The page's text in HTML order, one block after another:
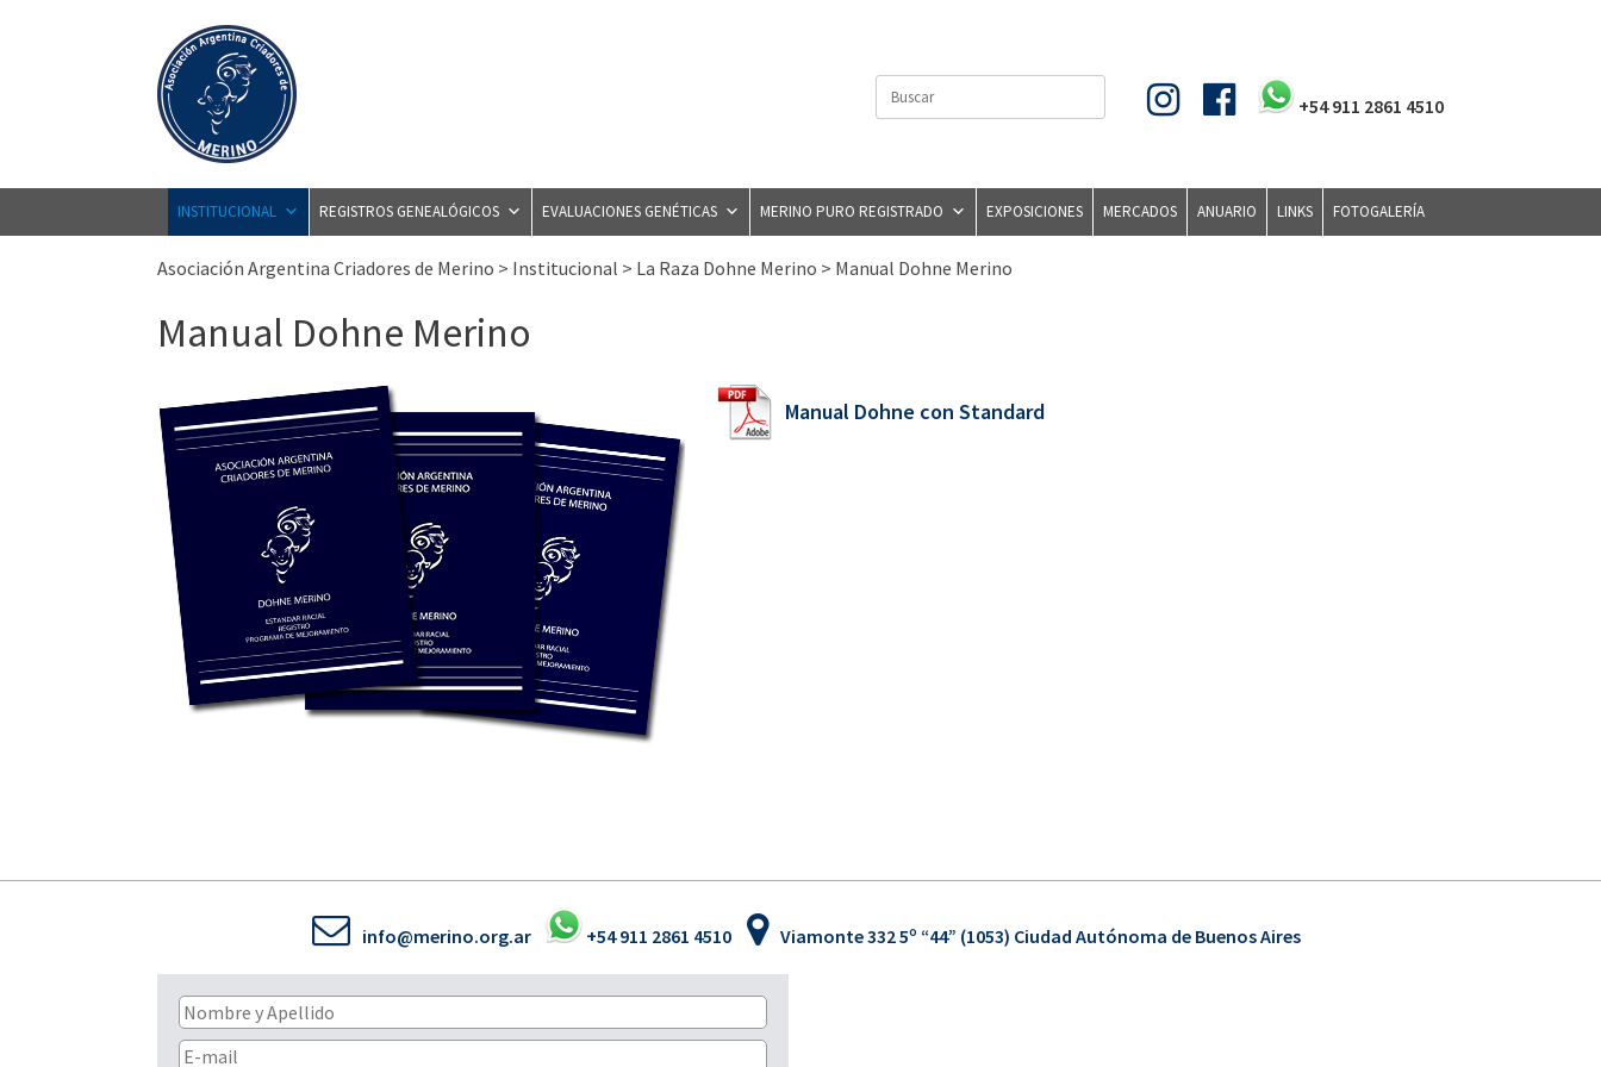
for:
+54 911 2861 4510
INSTITUCIONAL REGISTROS GENEALÓGICOS EVALUACIONES GENÉTICAS MERINO PURO REGISTRADO EXPOSICIONES MERCADOS ANUARIO LINKS FOTOGALERÍA
Asociación Argentina Criadores de Merino > Institucional > La Raza Dohne Merino > Manual Dohne Merino
Manual Dohne Merino
Manual Dohne con Standard
info@merino.org.ar +54 911 2861 4510 Viamonte 332 5º “44” (1053) Ciudad Autónoma de Buenos Aires